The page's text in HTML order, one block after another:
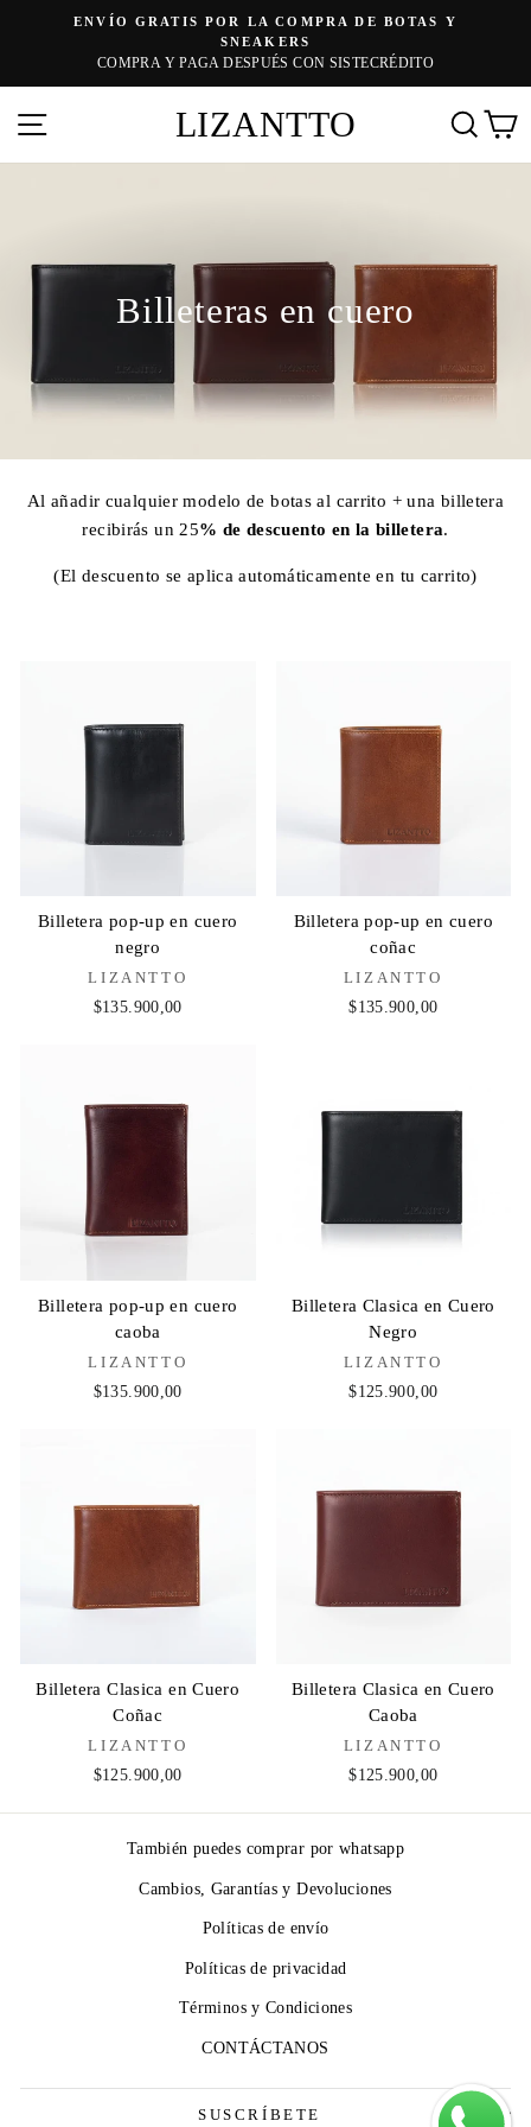
diapositivas
pausa
ENVÍO GRATIS POR LA COMPRA DE BOTAS Y
SNEAKERS
COMPRA Y PAGA DESPUÉS CON SISTECRÉDITO
LIZANTTO
Billeteras en cuero
Al añadir cualquier modelo de botas al carrito + una billetera
recibirás un 25% de descuento en la billetera.
(El descuento se aplica automáticamente en tu carrito)
Billetera pop-up en cuero
negro
LIZANTTO
$135.900,00
Billetera pop-up en cuero
coñac
LIZANTTO
$135.900,00
Billetera pop-up en cuero
caoba
LIZANTTO
$135.900,00
Billetera Clasica en Cuero
Negro
LIZANTTO
$125.900,00
Billetera Clasica en Cuero
Coñac
LIZANTTO
$125.900,00
Billetera Clasica en Cuero
Caoba
LIZANTTO
$125.900,00
También puedes comprar por whatsapp
Cambios, Garantías y Devoluciones
Políticas de envío
Políticas de privacidad
Términos y Condiciones
CONTÁCTANOS
SUSCRÍBETE